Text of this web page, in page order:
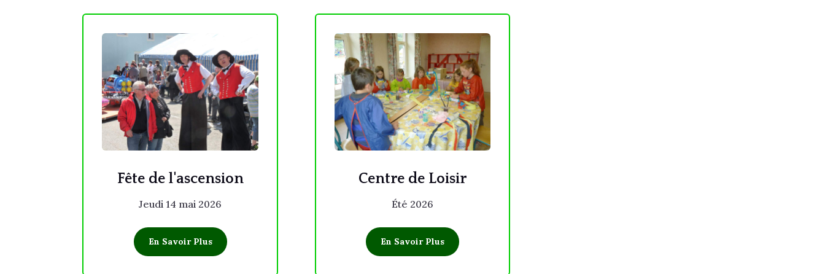
Fête de l'ascension
Jeudi 14 mai 2026
En Savoir Plus
Centre de Loisir
Été 2026
En Savoir Plus